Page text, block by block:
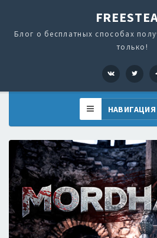
Блог о бесплатных способах
только!
VK